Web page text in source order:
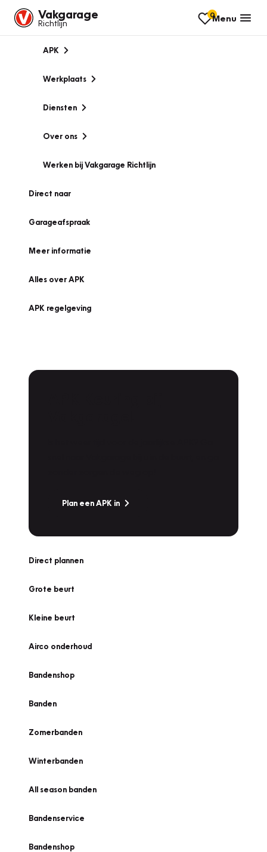
Vakgarage
Richtlijn
0Menu
APK
Werkplaats
Diensten
Over ons
Werken bij Vakgarage Richtlijn
Direct naar
Garageafspraak
Meer informatie
Alles over APK
APK regelgeving
Plan een APK in
Direct plannen
Grote beurt
Kleine beurt
Airco onderhoud
Bandenshop
Banden
Zomerbanden
Winterbanden
All season banden
Bandenservice
Bandenshop